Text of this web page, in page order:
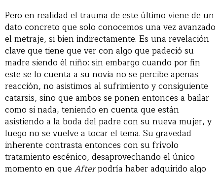
Pero en realidad el trauma de este último viene de un
dato concreto que solo conocemos una vez avanzado
el metraje, si bien indirectamente. Es una revelación
clave que tiene que ver con algo que padeció su
madre siendo él niño: sin embargo cuando por fin
este se lo cuenta a su novia no se percibe apenas
reacción, no asistimos al sufrimiento y consiguiente
catarsis, sino que ambos se ponen entonces a bailar
como si nada, teniendo en cuenta que están
asistiendo a la boda del padre con su nueva mujer, y
luego no se vuelve a tocar el tema. Su gravedad
inherente contrasta entonces con su frívolo
tratamiento escénico, desaprovechando el único
momento en que Afterpodría haber adquirido algo